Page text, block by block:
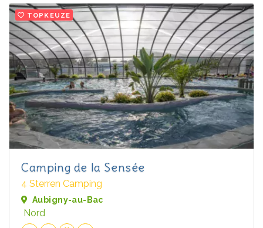
TOPKEUZE
Camping de la Sensée
4 Sterren Camping
Aubigny-au-Bac
Nord